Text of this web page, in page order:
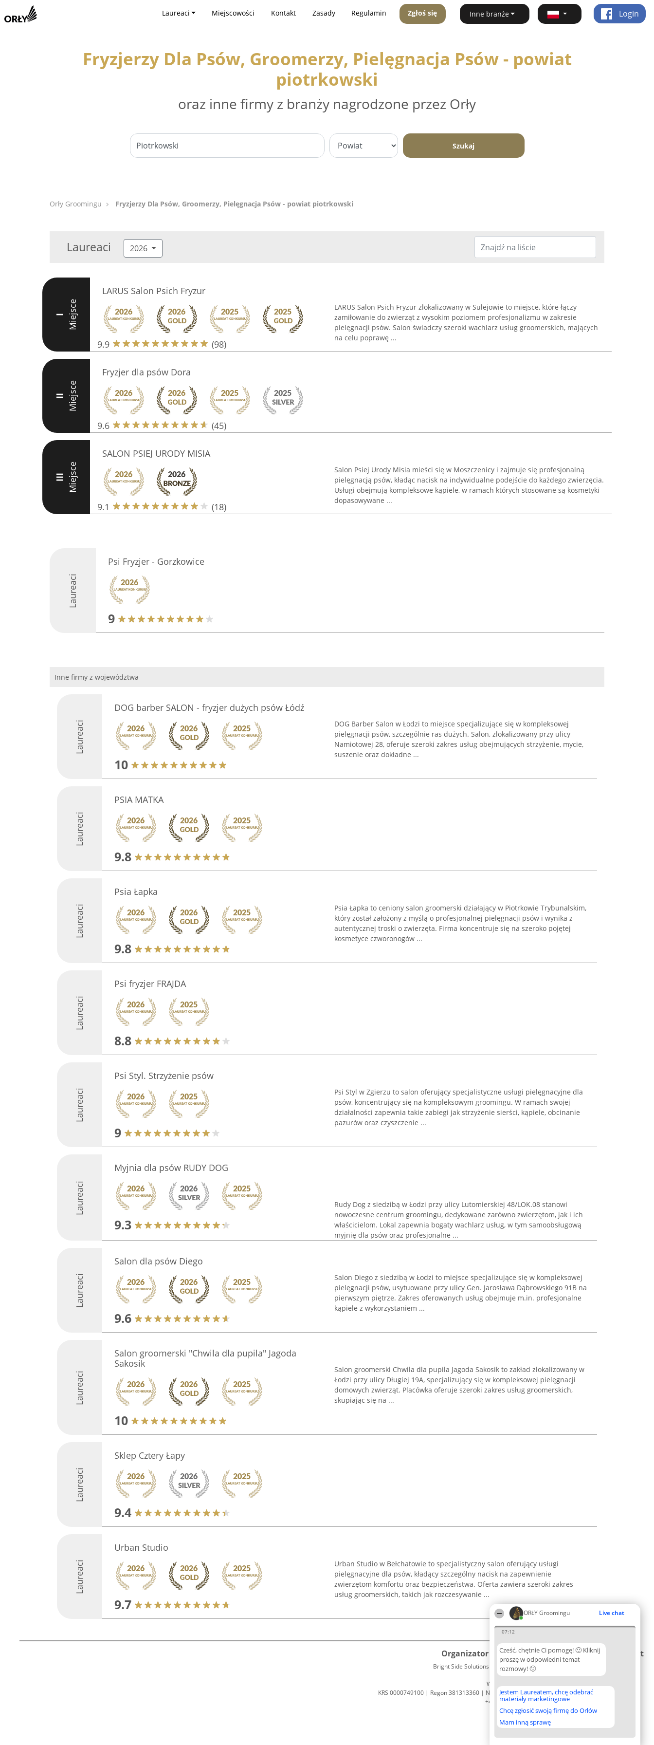
ORŁY Groomingu Live chat
07:12
Cześć, chętnie Ci pomogę! 🙂 Kliknij
proszę w odpowiedni temat
rozmowy! 🙂
Jestem Laureatem, chcę odebrać
materiały marketingowe
Chcę zgłosić swoją firmę do Orłów
Mam inną sprawę
Laureaci Miejscowości Kontakt Zasady Regulamin Zgłoś się Inne branże Login
Fryzjerzy Dla Psów, Groomerzy, Pielęgnacja Psów - powiat
piotrkowski
oraz inne firmy z branży nagrodzone przez Orły
Szukaj
Orły Groomingu Fryzjerzy Dla Psów, Groomerzy, Pielęgnacja Psów - powiat piotrkowski
Laureaci 2026
I Miejsce
LARUS Salon Psich Fryzur
9.9 (98)
LARUS Salon Psich Fryzur zlokalizowany w Sulejowie to miejsce, które łączy
zamiłowanie do zwierząt z wysokim poziomem profesjonalizmu w zakresie
pielęgnacji psów. Salon świadczy szeroki wachlarz usług groomerskich, mających
na celu poprawę ...
II Miejsce
Fryzjer dla psów Dora
9.6 (45)
III Miejsce
SALON PSIEJ URODY MISIA
9.1 (18)
Salon Psiej Urody Misia mieści się w Moszczenicy i zajmuje się profesjonalną
pielęgnacją psów, kładąc nacisk na indywidualne podejście do każdego zwierzęcia.
Usługi obejmują kompleksowe kąpiele, w ramach których stosowane są kosmetyki
dopasowywane ...
Laureaci
Psi Fryzjer - Gorzkowice
9
Inne firmy z województwa
Laureaci
DOG barber SALON - fryzjer dużych psów Łódź
10
DOG Barber Salon w Łodzi to miejsce specjalizujące się w kompleksowej
pielęgnacji psów, szczególnie ras dużych. Salon, zlokalizowany przy ulicy
Namiotowej 28, oferuje szeroki zakres usług obejmujących strzyżenie, mycie,
suszenie oraz dokładne ...
Laureaci
PSIA MATKA
9.8
Laureaci
Psia Łapka
9.8
Psia Łapka to ceniony salon groomerski działający w Piotrkowie Trybunalskim,
który został założony z myślą o profesjonalnej pielęgnacji psów i wynika z
autentycznej troski o zwierzęta. Firma koncentruje się na szeroko pojętej
kosmetyce czworonogów ...
Laureaci
Psi fryzjer FRAJDA
8.8
Laureaci
Psi Styl. Strzyżenie psów
9
Psi Styl w Zgierzu to salon oferujący specjalistyczne usługi pielęgnacyjne dla
psów, koncentrujący się na kompleksowym groomingu. W ramach swojej
działalności zapewnia takie zabiegi jak strzyżenie sierści, kąpiele, obcinanie
pazurów oraz czyszczenie ...
Laureaci
Myjnia dla psów RUDY DOG
9.3
Rudy Dog z siedzibą w Łodzi przy ulicy Lutomierskiej 48/LOK.08 stanowi
nowoczesne centrum groomingu, dedykowane zarówno zwierzętom, jak i ich
właścicielom. Lokal zapewnia bogaty wachlarz usług, w tym samoobsługową
myjnię dla psów oraz profesjonalne ...
Laureaci
Salon dla psów Diego
9.6
Salon Diego z siedzibą w Łodzi to miejsce specjalizujące się w kompleksowej
pielęgnacji psów, usytuowane przy ulicy Gen. Jarosława Dąbrowskiego 91B na
pierwszym piętrze. Zakres oferowanych usług obejmuje m.in. profesjonalne
kąpiele z wykorzystaniem ...
Laureaci
Salon groomerski "Chwila dla pupila" Jagoda
Sakosik
10
Salon groomerski Chwila dla pupila Jagoda Sakosik to zakład zlokalizowany w
Łodzi przy ulicy Długiej 19A, specjalizujący się w kompleksowej pielęgnacji
domowych zwierząt. Placówka oferuje szeroki zakres usług groomerskich,
skupiając się na ...
Laureaci
Sklep Cztery Łapy
9.4
Laureaci
Urban Studio
9.7
Urban Studio w Bełchatowie to specjalistyczny salon oferujący usługi
pielęgnacyjne dla psów, kładący szczególny nacisk na zapewnienie
zwierzętom komfortu oraz bezpieczeństwa. Oferta zawiera szeroki zakres
usług groomerskich, takich jak rozczesywanie ...
Organizator plebiscytu
Bright Side Solutions sp. z o. o. sp. k.
ul. Ruska 22
Wrocław 50-079
KRS 0000749100 | Regon 381313360 | NIP 8943132676
+48 508 492 400
Plebiscyt
Lista
Laureatów
Zasady
Regulamin
Prywatności
Kontakt